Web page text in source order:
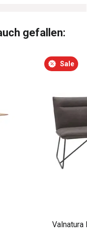
gefallen:
Sale
Valnatura